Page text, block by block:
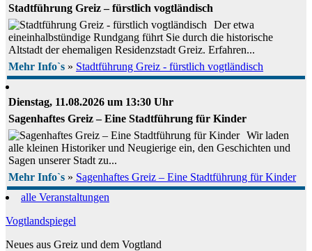
Stadtführung Greiz – fürstlich vogtländisch
Der etwa
eineinhalbstündige Rundgang führt Sie durch die historische
Altstadt der ehemaligen Residenzstadt Greiz. Erfahren...
Mehr Info`s » Stadtführung Greiz - fürstlich vogtländisch
Dienstag, 11.08.2026 um 13:30 Uhr
Sagenhaftes Greiz – Eine Stadtführung für Kinder
Wir laden
alle kleinen Historiker und Neugierige ein, den Geschichten und
Sagen unserer Stadt zu...
Mehr Info`s » Sagenhaftes Greiz – Eine Stadtführung für Kinder
alle Veranstaltungen
Vogtlandspiegel
Neues aus Greiz und dem Vogtland